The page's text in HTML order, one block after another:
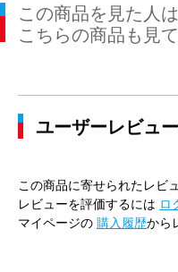
この商品を見た人は
こちらの商品も見
ユーザーレビュー
この商品に寄せられたレビ
レビューを評価するには ロ
マイページの 購入履歴から